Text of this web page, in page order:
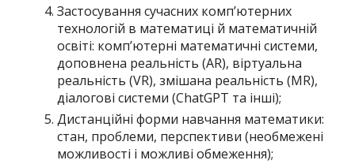
Застосування сучасних комп’ютерних
технологій в математиці й математичній
освіті: комп’ютерні математичні системи,
доповнена реальність (AR), віртуальна
реальність (VR), змішана реальність (MR),
діалогові системи (ChatGPT та інші);
Дистанційні форми навчання математики:
стан, проблеми, перспективи (необмежені
можливості і можливі обмеження);